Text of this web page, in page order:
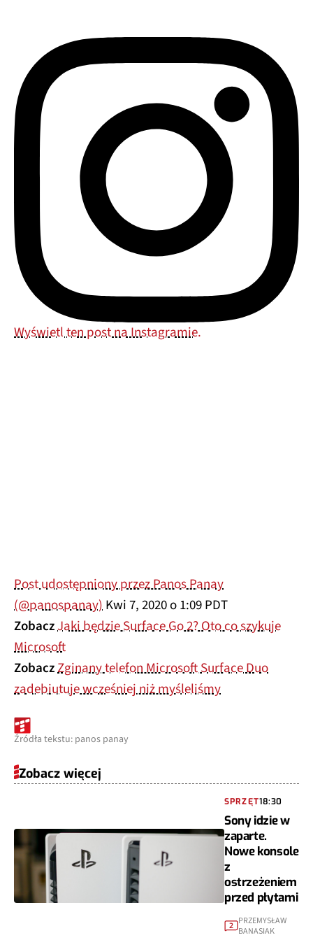
Wyświetl ten post na Instagramie.
Post udostępniony przez Panos Panay
(@panospanay)Kwi 7, 2020 o 1:09 PDT
ZobaczJaki będzie Surface Go 2? Oto co szykuje
Microsoft
ZobaczZginany telefon Microsoft Surface Duo
zadebiutuje wcześniej niż myśleliśmy
Źródła tekstu: panos panay
Zobacz więcej
SPRZĘT18:30
Sony idzie w
zaparte.
Nowe konsole
z
ostrzeżeniem
przed płytami
2 PRZEMYSŁAW
BANASIAK